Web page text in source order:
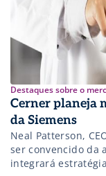
Destaques sobre o
Cerner planeja
da Siemens
Neal Patterson,
ser convencido da
integrará